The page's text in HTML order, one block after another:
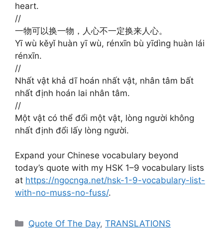
heart.
//
一物可以换一物，人心不一定换来人心。
Yī wù kěyǐ huàn yī wù, rénxīn bù yīdìng huàn lái
rénxīn.
//
Nhất vật khả dĩ hoán nhất vật, nhân tâm bất
nhất định hoán lai nhân tâm.
//
Một vật có thể đổi một vật, lòng người không
nhất định đổi lấy lòng người.
Expand your Chinese vocabulary beyond
today’s quote with my HSK 1–9 vocabulary lists
at https://ngocnga.net/hsk-1-9-vocabulary-list-
with-no-muss-no-fuss/.
Categories
Quote Of The Day,TRANSLATIONS